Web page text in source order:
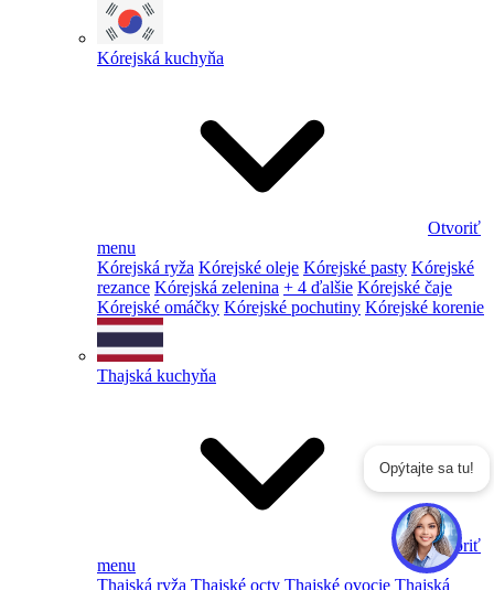
Kórejská kuchyňa
Otvoriť
menu
Kórejská ryža Kórejské oleje Kórejské pasty Kórejské
rezance Kórejská zelenina + 4 ďalšie Kórejské čaje
Kórejské omáčky Kórejské pochutiny Kórejské korenie
Thajská kuchyňa
Otvoriť
menu
Thajská ryža Thajské octy Thajské ovocie Thajská
Opýtajte sa tu!